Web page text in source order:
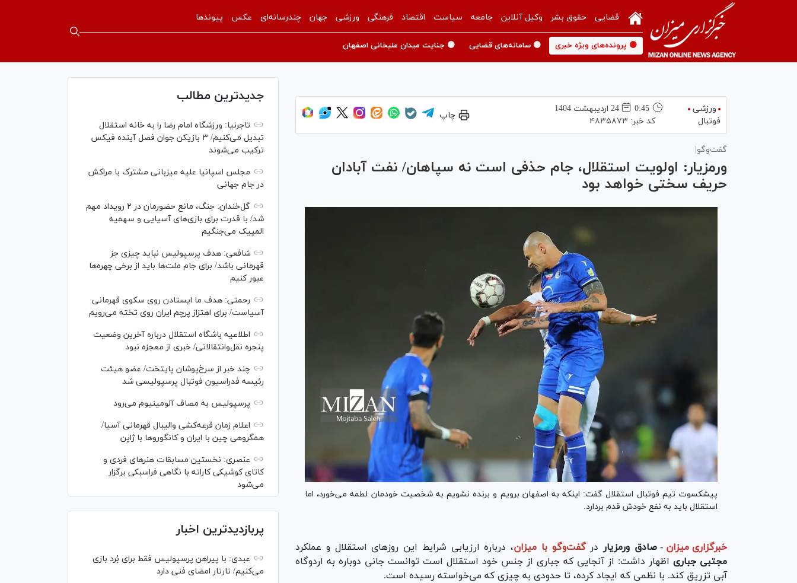
قضایی حقوق بشر وکیل آنلاین جامعه سیاست اقتصاد فرهنگی ورزشی جهان چندرسانه‌ای عکس پیوندها
🟡 پرونده‌های ویژه خبری 🟡 سامانه‌های قضایی 🟡 جنایت میدان علیخانی اصفهان
ورزشی
فوتبال
0:45
24 ارديبهشت 1404
کد خبر: ۴۸۳۵۸۷۳
چاپ
گفت‌و‌گو|
ورمزیار: اولویت استقلال، جام حذفی است نه سپاهان/ نفت آبادان
حریف سختی خواهد بود
پیشکسوت تیم فوتبال استقلال گفت: اینکه به اصفهان برویم و برنده نشویم به شخصیت خودمان لطمه می‌خورد، اما
استقلال باید به نفع خودش قدم بردارد.
خبرگزاری میزان - صادق ورمزیار درگفت‌و‌گو با میزان، درباره ارزیابی شرایط این روز‌های استقلال و عملکرد
مجتبی جباری اظهار داشت: از آنجایی که جباری از جنس خود استقلال است توانست جانی دوباره به اردوگاه
آبی تزریق کند. با نظمی که ایجاد کرده، تا حدودی به چیزی که می‌خواسته رسیده است.
جدیدترین مطالب
تاجرنیا: ورزشگاه امام رضا را به خانه استقلال
تبدیل می‌کنیم/ ۳ بازیکن جوان فصل آینده فیکس
ترکیب می‌شوند
مجلس اسپانیا علیه میزبانی مشترک با مراکش
در جام جهانی
گل‌خندان: جنگ، مانع حضورمان در ۲ رویداد مهم
شد/ با قدرت برای بازی‌های آسیایی و سهمیه
المپیک می‌جنگیم
شافعی: هدف پرسپولیس نباید چیزی جز
قهرمانی باشد/ برای جام ملت‌ها باید از برخی چهره‌ها
عبور کنیم
رحمتی: هدف ما ایستادن روی سکوی قهرمانی
آسیاست/ برای اهتزاز پرچم ایران روی تخته می‌رویم
اطلاعیه باشگاه استقلال درباره آخرین وضعیت
پنجره نقل‌وانتقالاتی/ خبری از معجزه نبود
چند خبر از سرخ‌پوشان پایتخت/ عضو هیئت
رئیسه فدراسیون فوتبال پرسپولیسی شد
پرسپولیس به مصاف آلومینیوم می‌رود
اعلام زمان قرعه‌کشی والیبال قهرمانی آسیا/
همگروهی چین با ایران و کانگورو‌ها با ژاپن
عنصری: نخستین مسابقات هنر‌های فردی و
کاتای کوشیکی کاراته با نگاهی فراسبکی برگزار
می‌شود
پربازدیدترین اخبار
عبدی: با پیراهن پرسپولیس فقط برای بُرد بازی
می‌کنیم/ تارتار امضای فنی دارد